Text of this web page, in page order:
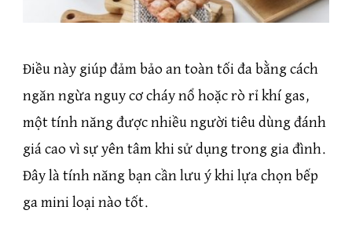
Điều này giúp đảm bảo an toàn tối đa bằng cách
ngăn ngừa nguy cơ cháy nổ hoặc rò rỉ khí gas,
một tính năng được nhiều người tiêu dùng đánh
giá cao vì sự yên tâm khi sử dụng trong gia đình.
Đây là tính năng bạn cần lưu ý khi lựa chọn bếp
ga mini loại nào tốt.